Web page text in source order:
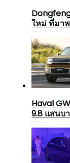
ใหม่ ที่มา
Haval
9.8 แสนบ